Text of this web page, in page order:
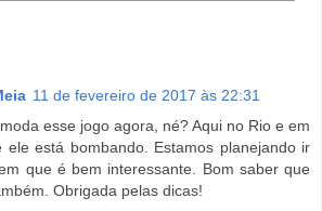
11 de fevereiro de 2017 às 22:31
esse jogo agora, né? Aqui no Rio e em
ele está bombando. Estamos planejando ir
que é bem interessante. Bom saber que
Obrigada pelas dicas!